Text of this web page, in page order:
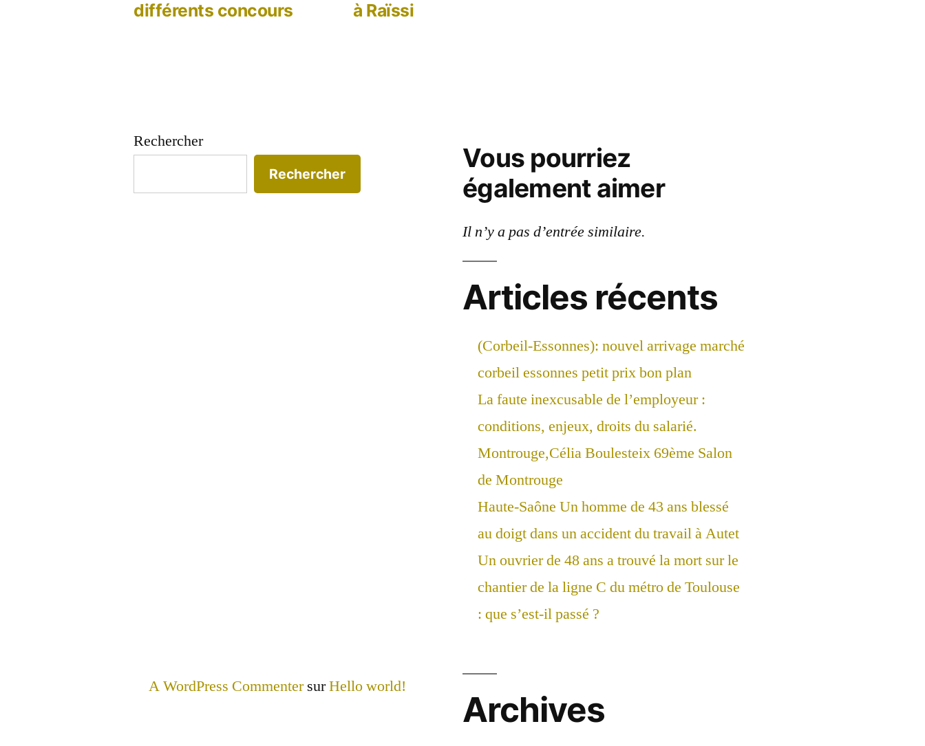
différents concours
à Raïssi
Rechercher
Rechercher
Vous pourriez
également aimer
Il n’y a pas d’entrée similaire.
Articles récents
(Corbeil-Essonnes): nouvel arrivage marché
corbeil essonnes petit prix bon plan
La faute inexcusable de l’employeur :
conditions, enjeux, droits du salarié.
Montrouge,Célia Boulesteix 69ème Salon
de Montrouge
Haute-Saône Un homme de 43 ans blessé
au doigt dans un accident du travail à Autet
Un ouvrier de 48 ans a trouvé la mort sur le
chantier de la ligne C du métro de Toulouse
: que s’est-il passé ?
A WordPress CommentersurHello world!
Archives